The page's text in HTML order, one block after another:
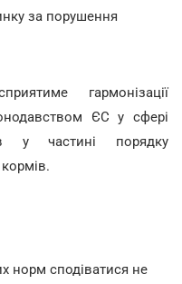
за порушення
гармонізації
ЄС у сфері
у частині порядку
норм сподіватися не